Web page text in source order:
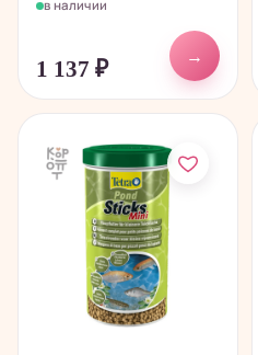
в наличии
1 137 ₽
→